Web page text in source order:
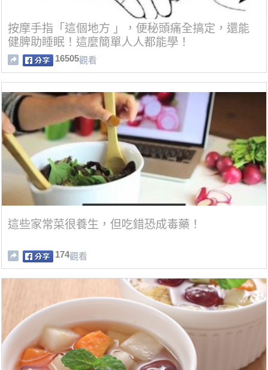
按摩手指「這個地方 」，便秘頭痛全搞定，還能
健脾助睡眠！這麼簡單人人都能學！
16505觀看
這些家常菜很養生，但吃錯恐成毒藥！
174觀看